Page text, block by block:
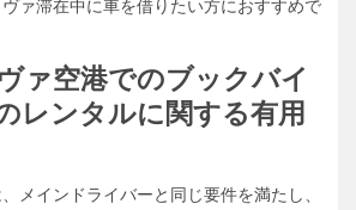
ァ滞在中に車を借りたい方におすすめで
ァ空港でのブックバイ
レンタルに関する有用
メインドライバーと同じ要件を満たし、